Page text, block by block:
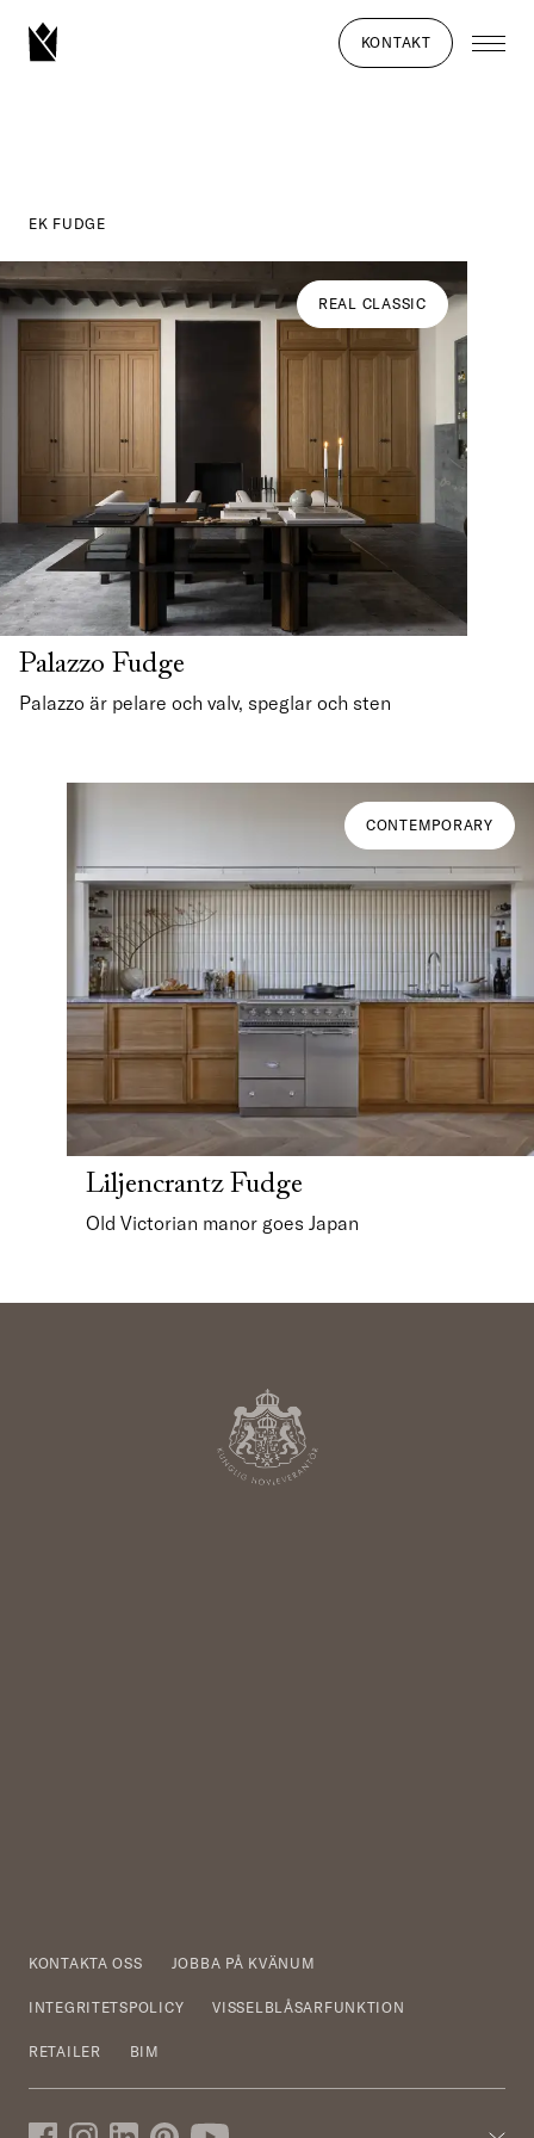
KONTAKT
EK FUDGE
REAL CLASSIC
Palazzo Fudge
Palazzo är pelare och valv, speglar och sten
CONTEMPORARY
Liljencrantz Fudge
Old Victorian manor goes Japan
KONTAKTA OSS JOBBA PÅ KVÄNUM
INTEGRITETSPOLICY VISSELBLÅSARFUNKTION
RETAILER BIM